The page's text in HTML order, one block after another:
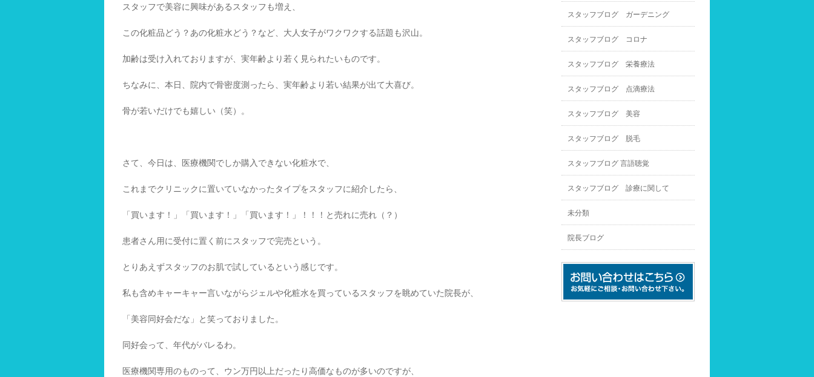
スタッフで美容に興味があるスタッフも増え、
この化粧品どう？あの化粧水どう？など、大人女子がワクワクする話題も沢山。
加齢は受け入れておりますが、実年齢より若く見られたいものです。
ちなみに、本日、院内で骨密度測ったら、実年齢より若い結果が出て大喜び。
骨が若いだけでも嬉しい（笑）。
さて、今日は、医療機関でしか購入できない化粧水で、
これまでクリニックに置いていなかったタイプをスタッフに紹介したら、
「買います！」「買います！」「買います！」！！！と売れに売れ（？）
患者さん用に受付に置く前にスタッフで完売という。
とりあえずスタッフのお肌で試しているという感じです。
私も含めキャーキャー言いながらジェルや化粧水を買っているスタッフを眺めていた院長が、
「美容同好会だな」と笑っておりました。
同好会って、年代がバレるわ。
医療機関専用のものって、ウン万円以上だったり高価なものが多いのですが、
スタッフブログ ガーデニング
スタッフブログ コロナ
スタッフブログ 栄養療法
スタッフブログ 点滴療法
スタッフブログ 美容
スタッフブログ 脱毛
スタッフブログ 言語聴覚
スタッフブログ 診療に関して
未分類
院長ブログ